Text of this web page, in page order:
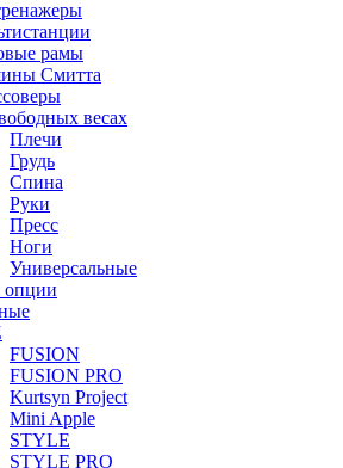
рамы
Смитта
весах
Плечи
Грудь
Спина
Руки
Пресс
Ноги
Универсальные
опции
FUSION
FUSION PRO
Kurtsyn Project
Mini Apple
STYLE
STYLE PRO